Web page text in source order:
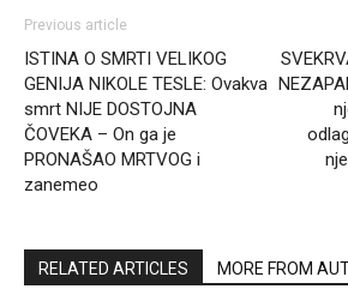
Previous article
ISTINA O SMRTI VELIKOG
GENIJA NIKOLE TESLE: Ovakva
smrt NIJE DOSTOJNA
ČOVEKA – On ga je
PRONAŠAO MRTVOG i
zanemeo
RELATED ARTICLES MORE FROM